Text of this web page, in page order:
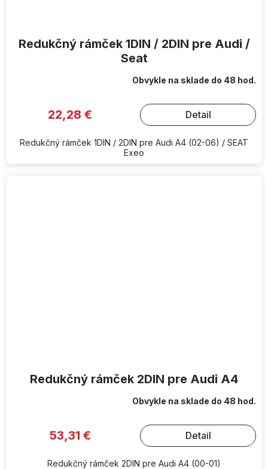
Redukčný rámček 1DIN / 2DIN pre Audi /
Seat
Obvykle na sklade do 48 hod.
22,28 € Detail
Redukčný rámček 1DIN / 2DIN pre Audi A4 (02-06) / SEAT
Exeo
Redukčný rámček 2DIN pre Audi A4
Obvykle na sklade do 48 hod.
53,31 € Detail
Redukčný rámček 2DIN pre Audi A4 (00-01)